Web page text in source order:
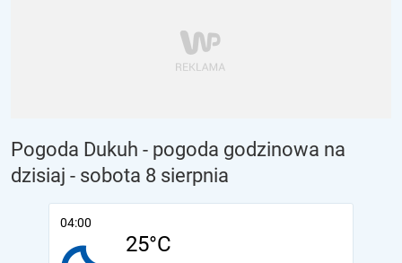
Pogoda Dukuh - pogoda godzinowa na
dzisiaj - sobota 8 sierpnia
04:00
25°C